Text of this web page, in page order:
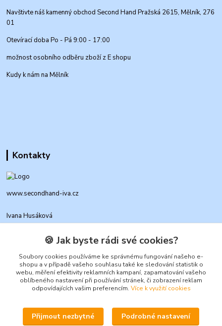
Navštivte náš kamenný obchod Second Hand Pražská 2615, Mělník, 276
01
Otevírací doba Po - Pá 9:00 - 17:00
možnost osobního odběru zboží z E shopu
Kudy k nám na Mělník
Kontakty
www.secondhand-iva.cz
Ivana Husáková
+420 315 695 684
(Po-Pá, 9-17 hod.)
info@secondhand-iva.cz
🍪 Jak byste rádi své cookies?
Soubory cookies používáme ke správnému fungování našeho e-
shopu a v případě vašeho souhlasu také ke sledování statistik o
webu, měření efektivity reklamních kampaní, zapamatování vašeho
oblíbeného nastavení při používání stránek, či zobrazení reklam
odpovídajících vašim preferencím. Více k využití cookies
Přijmout nezbytné Podrobné nastavení